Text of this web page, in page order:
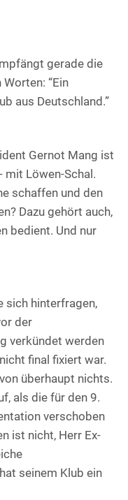
gerade die
“Ein
aus Deutschland.”
Gernot Mang ist
mit Löwen-Schal.
schaffen und den
Dazu gehört auch,
bedient. Und nur
sich hinterfragen,
der
verkündet werden
final fixiert war.
überhaupt nichts.
als die für den 9.
verschoben
ist nicht, Herr Ex-
seinem Klub ein